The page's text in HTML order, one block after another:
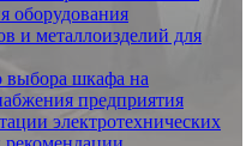
оборудования
и металлоизделий для
выбора шкафа на
предприятия
электротехнических